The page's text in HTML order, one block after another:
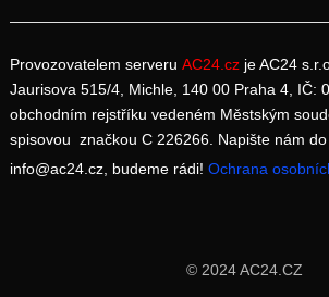
Provozovatelem serveru AC24.cz je AC24
Jaurisova 515/4, Michle, 140 00 Praha 4, IČ:
obchodním rejstříku vedeném Městským
spisovou značkou C 226266. Napište nám
info@ac24.cz, budeme rádi! Ochrana
© 2024 AC24.CZ